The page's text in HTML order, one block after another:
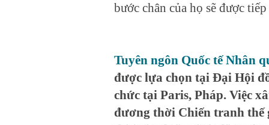
bước chân của họ sẽ được
Tuyên ngôn Quốc tế Nhân
được lựa chọn tại Đại Hội
chức tại Paris, Pháp. Việc
đương thời Chiến tranh